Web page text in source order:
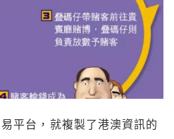
平台，就複製了港澳資訊的